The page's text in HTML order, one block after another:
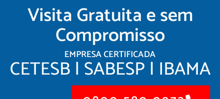
Visita Gratuita e sem
Compromisso
EMPRESA CERTIFICADA
CETESB | SABESP | IBAMA